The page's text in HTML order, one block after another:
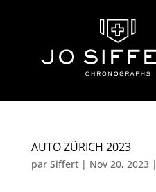
AUTO ZÜRICH 2023
par Siffert| Nov 20, 2023|